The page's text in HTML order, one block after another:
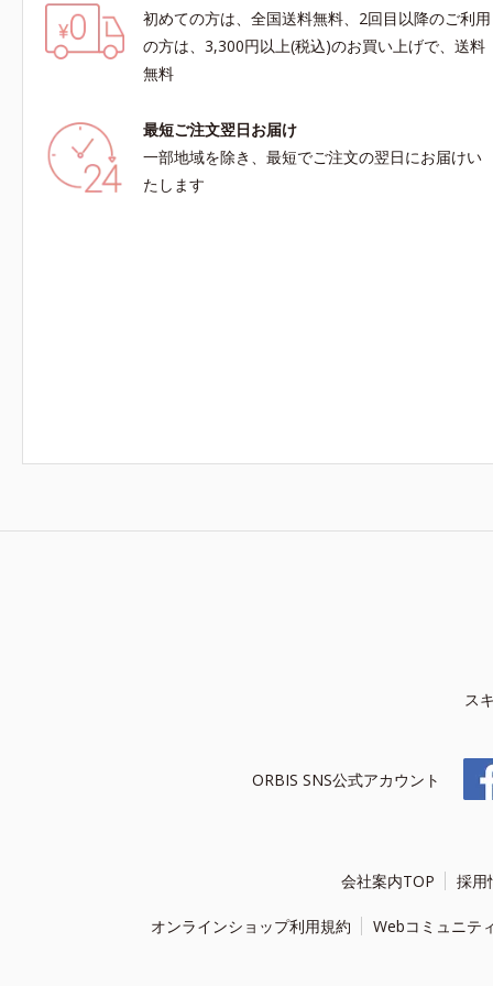
初めての方は、全国送料無料、2回目以降のご利用
の方は、3,300円以上(税込)のお買い上げで、送料
無料
最短ご注文翌日お届け
一部地域を除き、最短でご注文の翌日にお届けい
たします
ス
ORBIS SNS公式アカウント
会社案内TOP 採用
オンラインショップ利用規約 Webコミュニテ